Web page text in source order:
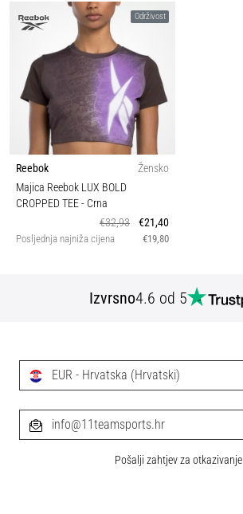
Održivost
Reebok
Žensko
Majica Reebok LUX BOLD
CROPPED TEE- Crna
€32,93
€21,40
Posljednja najniža cijena €19,80
Izvrsno4.6 od 5
EUR - Hrvatska (Hrvatski)
info@11teamsports.hr
Pošalji zahtjev za otkazivanje